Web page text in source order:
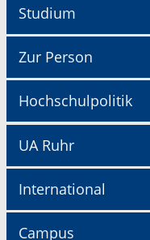
Studium
Zur Person
Hochschulpolitik
UA Ruhr
International
Campus